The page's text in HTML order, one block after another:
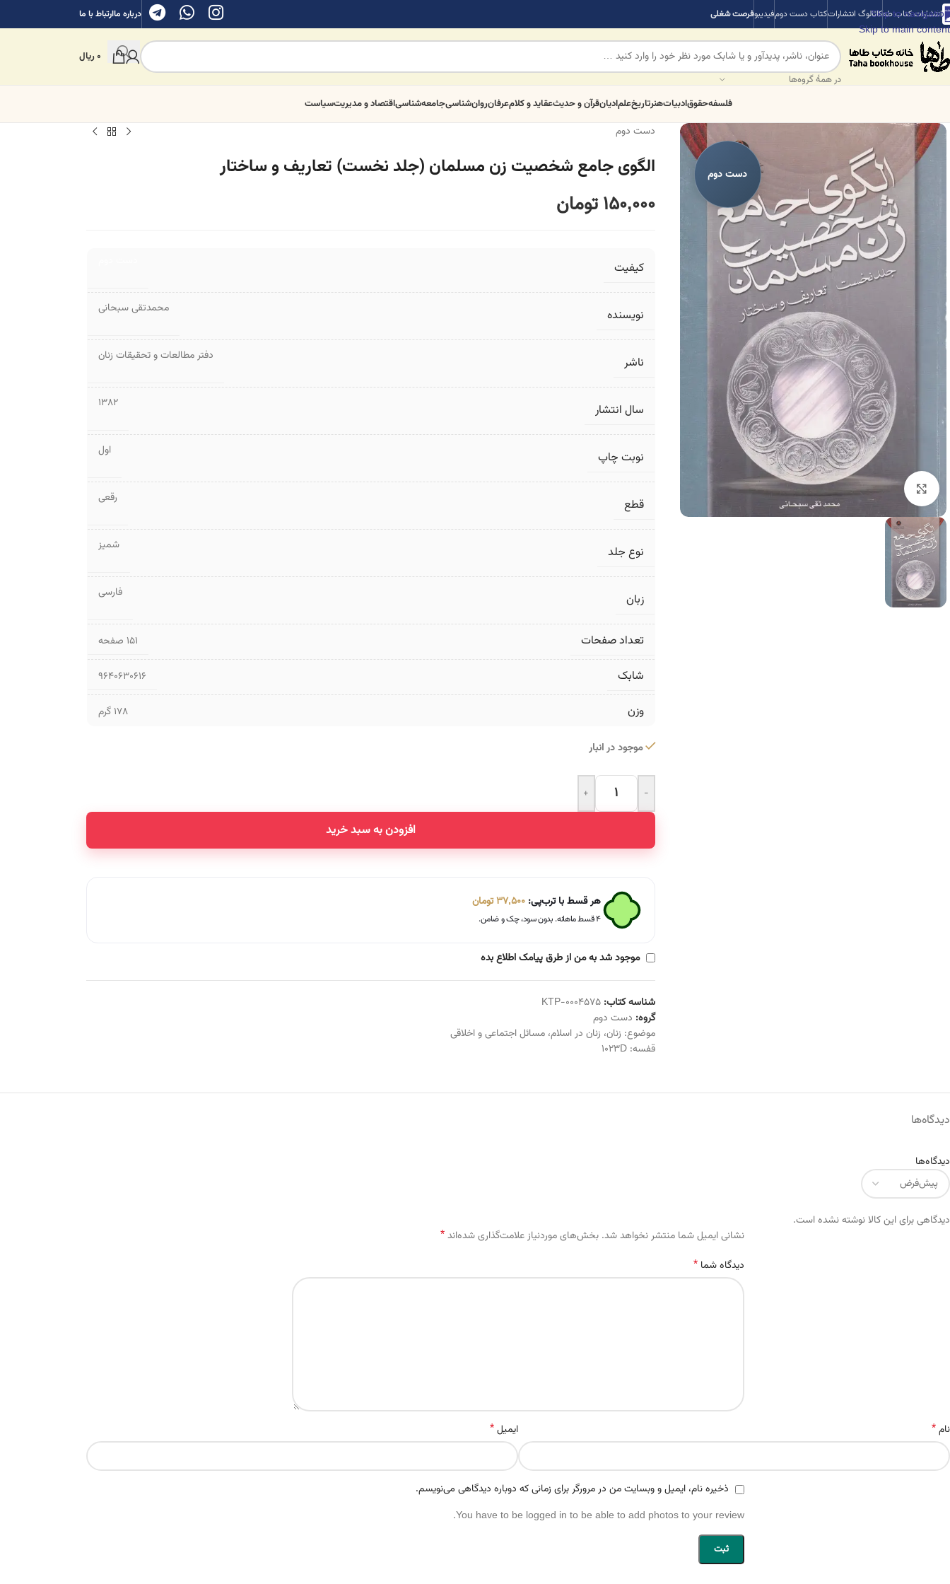
Skip to navigation
Skip to main content
انتشارات کتاب طهکاتالوگ انتشاراتکتاب دست دومفیدیبوفرصت شغلی درباره ماارتباط با ما
در همهٔ گروه‌ها
0ریال
فلسفهحقوقادبیاتهنرتاریخعلمادیانقرآن و حدیثعقاید و کلامعرفانروان‌شناسیجامعه‌شناسیاقتصاد و مدیریتسیاست
دست دوم
برای بزرگنمایی کلیک کنید
دست دوم
الگوی جامع شخصیت زن مسلمان (جلد نخست) تعاریف و ساختار
150,000 تومان
کیفیت
نویسنده محمدتقی سبحانی
ناشر دفتر مطالعات و تحقیقات زنان
سال انتشار 1382
نوبت چاپ اول
قطع رقعی
نوع جلد شمیز
زبان فارسی
تعداد صفحات ۱۵۱ صفحه
شابک 9640630616
وزن 178 گرم
موجود در انبار
-
+
افزودن به سبد خرید
Alternative:
هر قسط با ترب‌پی:37,500تومان
۴ قسط ماهانه. بدون سود، چک و ضامن.
موجود شد به من از طرق پیامک اطلاع بده
شناسه کتاب:KTP-0004575
گروه: دست دوم
موضوع: زنان، زنان در اسلام،مسائل اجتماعی و اخلاقی
قفسه:1023D
دیدگاه‌ها
دیدگاه‌ها
دیدگاهی برای این کالا نوشته نشده است.
نشانی ایمیل شما منتشر نخواهد شد. بخش‌های موردنیاز علامت‌گذاری شده‌اند*
دیدگاه شما *
نام* ایمیل*
ذخیره نام، ایمیل و وبسایت من در مرورگر برای زمانی که دوباره دیدگاهی می‌نویسم.
You have to be logged in to be able to add photos to your review.